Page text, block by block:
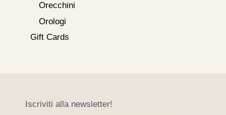
Orecchini
Orologi
Gift Cards
Iscriviti alla newsletter!